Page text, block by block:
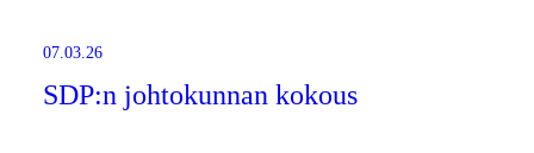
07.03.26
SDP:n johtokunnan kokous